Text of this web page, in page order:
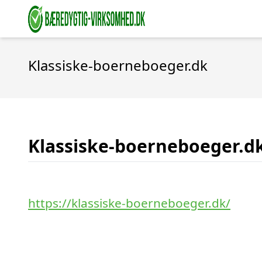
Klassiske-boerneboeger.dk
Klassiske-
https://klassiske-boerneboeger.dk/